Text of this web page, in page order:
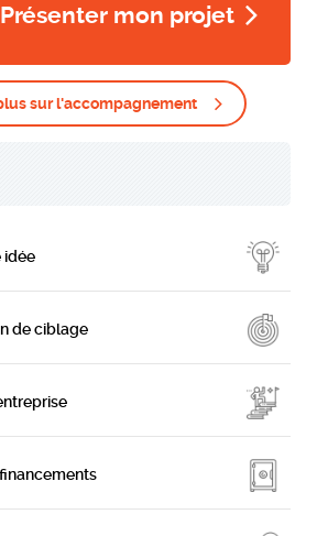
Présenter mon projet
sur l'accompagnement
idée
de ciblage